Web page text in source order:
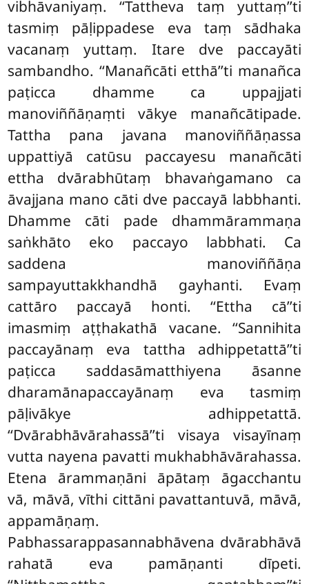
vibhāvaniyaṃ. ‘‘Tattheva taṃ yuttaṃ’’ti
tasmiṃ pāḷippadese eva taṃ sādhaka
vacanaṃ yuttaṃ. Itare dve paccayāti
sambandho. ‘‘Manañcāti etthā’’ti manañca
paṭicca dhamme ca uppajjati
manoviññāṇaṃti vākye manañcātipade.
Tattha pana javana manoviññāṇassa
uppattiyā catūsu paccayesu manañcāti
ettha dvārabhūtaṃ bhavaṅgamano ca
āvajjana mano cāti dve paccayā labbhanti.
Dhamme cāti pade dhammārammaṇa
saṅkhāto eko paccayo labbhati. Ca
saddena manoviññāṇa
sampayuttakkhandhā gayhanti. Evaṃ
cattāro paccayā honti. ‘‘Ettha cā’’ti
imasmiṃ aṭṭhakathā vacane. ‘‘Sannihita
paccayānaṃ eva tattha adhippetattā’’ti
paṭicca saddasāmatthiyena āsanne
dharamānapaccayānaṃ eva tasmiṃ
pāḷivākye adhippetattā.
‘‘Dvārabhāvārahassā’’ti visaya visayīnaṃ
vutta nayena pavatti mukhabhāvārahassa.
Etena ārammaṇāni āpātaṃ āgacchantu
vā, māvā, vīthi cittāni pavattantuvā, māvā,
appamāṇaṃ.
Pabhassarappasannabhāvena dvārabhāvā
rahatā eva pamāṇanti dīpeti.